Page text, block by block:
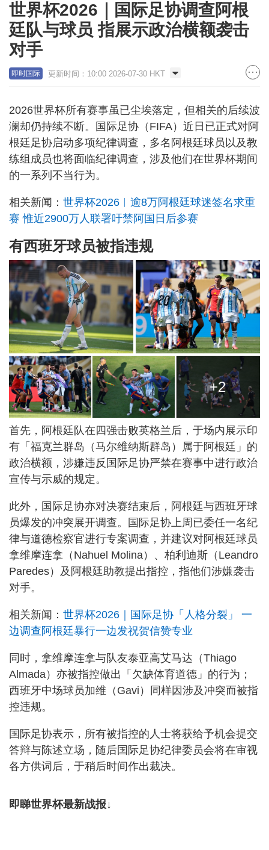
世界杯2026｜国际足协调查阿根
廷队与球员 指展示政治横额袭击
对手
即时国际 更新时间：10:00 2026-07-30 HKT
2026世界杯所有赛事虽已尘埃落定，但相关的后续波
澜却仍持续不断。国际足协（FIFA）近日已正式对阿
根廷足协启动多项纪律调查，多名阿根廷球员以及教
练组成员也将面临纪律调查，涉及他们在世界杯期间
的一系列不当行为。
相关新闻： 世界杯2026︱逾8万阿根廷球迷签名求重
赛 惟近2900万人联署吁禁阿国日后参赛
有西班牙球员被指违规
+2
首先，阿根廷队在四强击败英格兰后，于场内展示印
有「福克兰群岛（马尔维纳斯群岛）属于阿根廷」的
政治横额，涉嫌违反国际足协严禁在赛事中进行政治
宣传与示威的规定。
此外，国际足协亦对决赛结束后，阿根廷与西班牙球
员爆发的冲突展开调查。国际足协上周已委任一名纪
律与道德检察官进行专案调查，并建议对阿根廷球员
拿维摩连拿（Nahuel Molina）、柏利迪斯（Leandro
Paredes）及阿根廷助教提出指控，指他们涉嫌袭击
对手。
相关新闻： 世界杯2026｜国际足协「人格分裂」 一
边调查阿根廷暴行一边发祝贺信赞专业
同时，拿维摩连拿与队友泰亚高艾马达（Thiago
Almada）亦被指控做出「欠缺体育道德」的行为；
西班牙中场球员加维（Gavi）同样因涉及冲突而被指
控违规。
国际足协表示，所有被指控的人士将获给予机会提交
答辩与陈述立场，随后国际足协纪律委员会将在审视
各方供词后，于稍后时间作出裁决。
即睇世界杯最新战报↓